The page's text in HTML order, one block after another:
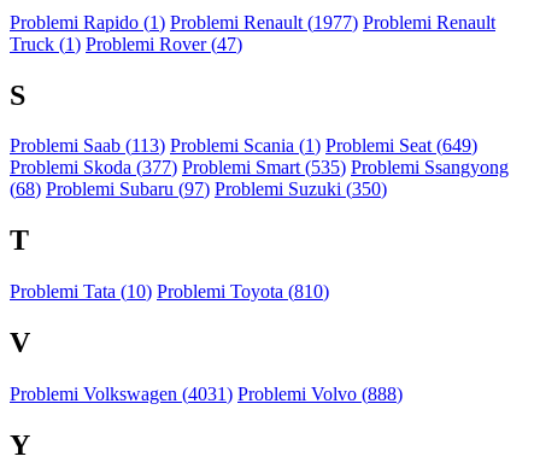
Problemi Rapido (1) Problemi Renault (1977) Problemi Renault
Truck (1) Problemi Rover (47)
S
Problemi Saab (113) Problemi Scania (1) Problemi Seat (649)
Problemi Skoda (377) Problemi Smart (535) Problemi Ssangyong
(68) Problemi Subaru (97) Problemi Suzuki (350)
T
Problemi Tata (10) Problemi Toyota (810)
V
Problemi Volkswagen (4031) Problemi Volvo (888)
Y